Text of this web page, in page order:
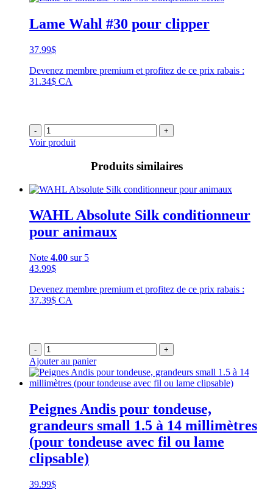
Lame Wahl #30 pour clipper
37.99$
Devenez membre premium et profitez de ce prix rabais :
31.34$ CA
- +
Voir produit
Produits similaires
WAHL Absolute Silk conditionneur
pour animaux
Note 4.00 sur 5
43.99$
Devenez membre premium et profitez de ce prix rabais :
37.39$ CA
- +
Ajouter au panier
Peignes Andis pour tondeuse,
grandeurs small 1.5 à 14 millimètres
(pour tondeuse avec fil ou lame
clipsable)
39.99$